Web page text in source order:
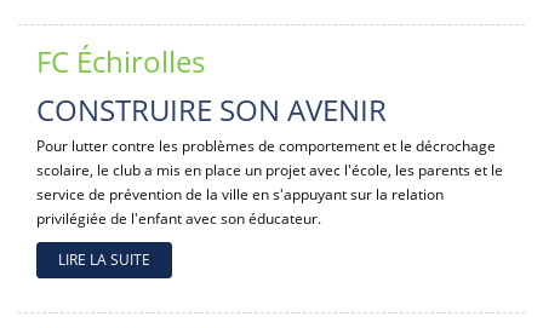
FC Échirolles
CONSTRUIRE SON AVENIR
Pour lutter contre les problèmes de comportement et le décrochage
scolaire, le club a mis en place un projet avec l'école, les parents et le
service de prévention de la ville en s'appuyant sur la relation
privilégiée de l'enfant avec son éducateur.
LIRE LA SUITE